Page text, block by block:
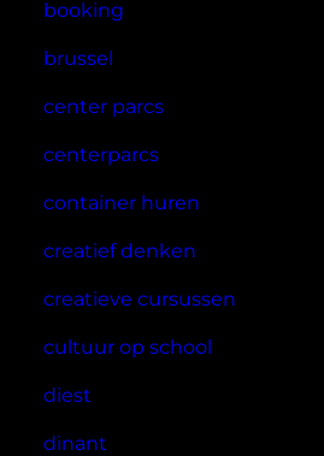
booking
brussel
center parcs
centerparcs
container huren
creatief denken
creatieve cursussen
cultuur op school
diest
dinant